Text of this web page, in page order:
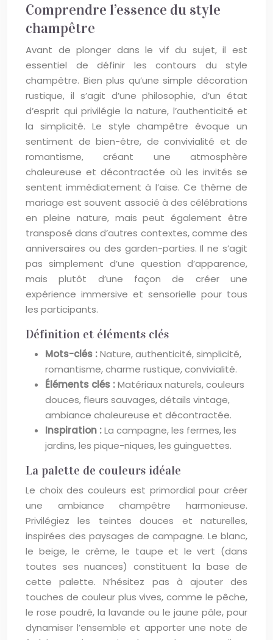
Comprendre l’essence du style
champêtre
Avant de plonger dans le vif du sujet, il est
essentiel de définir les contours du style
champêtre. Bien plus qu’une simple décoration
rustique, il s’agit d’une philosophie, d’un état
d’esprit qui privilégie la nature, l’authenticité et
la simplicité. Le style champêtre évoque un
sentiment de bien-être, de convivialité et de
romantisme, créant une atmosphère
chaleureuse et décontractée où les invités se
sentent immédiatement à l’aise. Ce thème de
mariage est souvent associé à des célébrations
en pleine nature, mais peut également être
transposé dans d’autres contextes, comme des
anniversaires ou des garden-parties. Il ne s’agit
pas simplement d’une question d’apparence,
mais plutôt d’une façon de créer une
expérience immersive et sensorielle pour tous
les participants.
Définition et éléments clés
Mots-clés :Nature, authenticité, simplicité,
romantisme, charme rustique, convivialité.
Éléments clés :Matériaux naturels, couleurs
douces, fleurs sauvages, détails vintage,
ambiance chaleureuse et décontractée.
Inspiration :La campagne, les fermes, les
jardins, les pique-niques, les guinguettes.
La palette de couleurs idéale
Le choix des couleurs est primordial pour créer
une ambiance champêtre harmonieuse.
Privilégiez les teintes douces et naturelles,
inspirées des paysages de campagne. Le blanc,
le beige, le crème, le taupe et le vert (dans
toutes ses nuances) constituent la base de
cette palette. N’hésitez pas à ajouter des
touches de couleur plus vives, comme le pêche,
le rose poudré, la lavande ou le jaune pâle, pour
dynamiser l’ensemble et apporter une note de